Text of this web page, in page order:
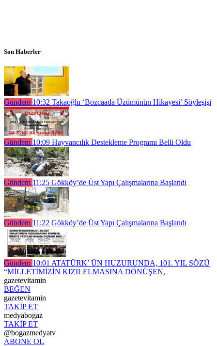
Son Haberler
Gündem 10:32 Takaoğlu ‘Bozcaada Üzümünün Hikayesi’ Söyleşişi
Gündem 10:09 Hayvancılık Destekleme Programı Belli Oldu
Gündem 11:25 Gökköy’de Üst Yapı Çalışmalarına Başlandı
Gündem 11:22 Gökköy’de Üst Yapı Çalışmalarına Başlandı
Gündem 10:01 ATATÜRK’ ÜN HUZURUNDA, 101. YIL SÖZÜ
“MİLLETİMİZİN KIZILELMASINA DÖNÜŞEN,
gazetevitamin
BEĞEN
gazetevitamin
TAKİP ET
medyabogaz
TAKİP ET
@bogazmedyatv
ABONE OL